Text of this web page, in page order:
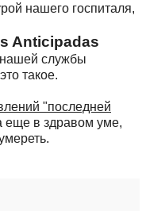
нашего госпиталя,
Anticipadas
службы
такое.
"последней
еще в здравом уме,